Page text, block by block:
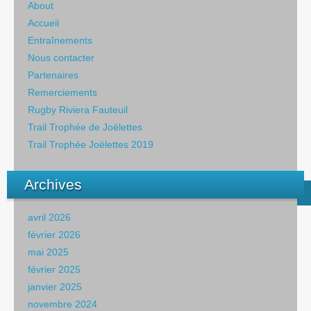
About
Accueil
Entraînements
Nous contacter
Partenaires
Remerciements
Rugby Riviera Fauteuil
Trail Trophée de Joëlettes
Trail Trophée Joëlettes 2019
Archives
avril 2026
février 2026
mai 2025
février 2025
janvier 2025
novembre 2024